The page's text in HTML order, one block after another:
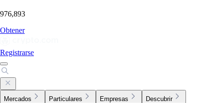
976,893
Obtener
Registrarse
Mercados Particulares Empresas Descubrir